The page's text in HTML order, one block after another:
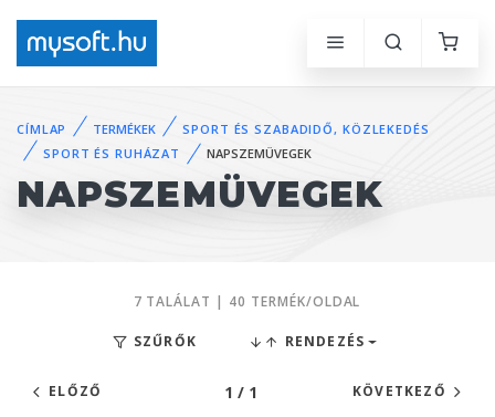
CÍMLAP TERMÉKEK
SPORT ÉS SZABADIDŐ, KÖZLEKEDÉS
SPORT ÉS RUHÁZAT
NAPSZEMÜVEGEK
NAPSZEMÜVEGEK
7 TALÁLAT | 40 TERMÉK/OLDAL
SZŰRŐK RENDEZÉS
ELŐZŐ 1 / 1 KÖVETKEZŐ